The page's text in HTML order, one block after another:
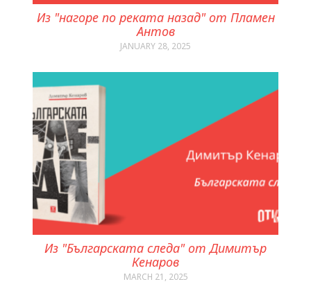
Из "нагоре по реката назад" от Пламен
Антов
JANUARY 28, 2025
Из "Българската следа" от Димитър
Кенаров
MARCH 21, 2025